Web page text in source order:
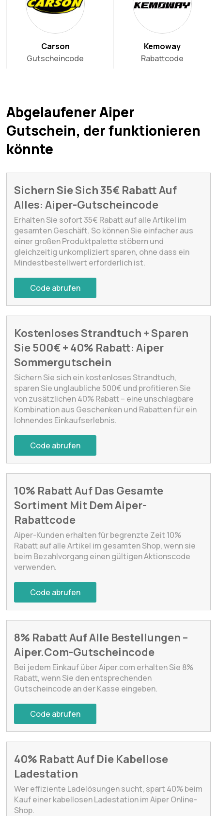
Carson
Gutscheincode
Kemoway
Rabattcode
Abgelaufener Aiper
Gutschein, der funktionieren
könnte
Sichern Sie Sich 35€ Rabatt Auf
Alles: Aiper-Gutscheincode
Erhalten Sie sofort 35€ Rabatt auf alle Artikel im
gesamten Geschäft. So können Sie einfacher aus
einer großen Produktpalette stöbern und
gleichzeitig unkompliziert sparen, ohne dass ein
Mindestbestellwert erforderlich ist.
Code abrufen
Kostenloses Strandtuch + Sparen
Sie 500€ + 40% Rabatt: Aiper
Sommergutschein
Sichern Sie sich ein kostenloses Strandtuch,
sparen Sie unglaubliche 500€ und profitieren Sie
von zusätzlichen 40% Rabatt – eine unschlagbare
Kombination aus Geschenken und Rabatten für ein
lohnendes Einkaufserlebnis.
Code abrufen
10% Rabatt Auf Das Gesamte
Sortiment Mit Dem Aiper-
Rabattcode
Aiper-Kunden erhalten für begrenzte Zeit 10%
Rabatt auf alle Artikel im gesamten Shop, wenn sie
beim Bezahlvorgang einen gültigen Aktionscode
verwenden.
Code abrufen
8% Rabatt Auf Alle Bestellungen –
Aiper.Com-Gutscheincode
Bei jedem Einkauf über Aiper.com erhalten Sie 8%
Rabatt, wenn Sie den entsprechenden
Gutscheincode an der Kasse eingeben.
Code abrufen
40% Rabatt Auf Die Kabellose
Ladestation
Wer effiziente Ladelösungen sucht, spart 40% beim
Kauf einer kabellosen Ladestation im Aiper Online-
Shop.